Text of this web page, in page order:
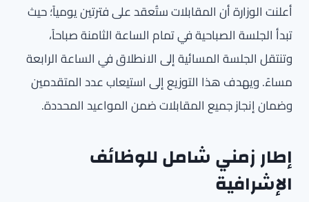
أعلنت الوزارة أن المقابلات ستُعقد على فترتين يومياً؛ حيث
تبدأ الجلسة الصباحية في تمام الساعة الثامنة صباحاً،
وتنتقل الجلسة المسائية إلى الانطلاق في الساعة الرابعة
مساءً. ويهدف هذا التوزيع إلى استيعاب عدد المتقدمين
وضمان إنجاز جميع المقابلات ضمن المواعيد المحددة.
إطار زمني شامل للوظائف
الإشرافية